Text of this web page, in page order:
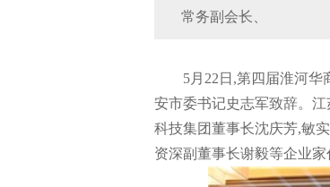
常务副会长、
5月22日,第四届淮河
安市委书记史志军致辞。
科技集团董事长沈庆芳,敏
资深副董事长谢毅等企业家